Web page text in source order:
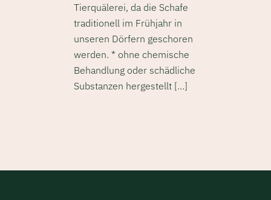
Tierquälerei, da die Schafe
traditionell im Frühjahr in
unseren Dörfern geschoren
werden. * ohne chemische
Behandlung oder schädliche
Substanzen hergestellt […]